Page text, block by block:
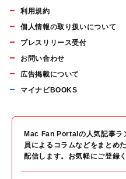
利用規約
個人情報の取り扱いについて
プレスリリース受付
お問い合わせ
広告掲載について
マイナビBOOKS
Mac Fan Portalの人気記事ラ
員によるコラムなどをまとめ
配信します。お気軽にご登録く